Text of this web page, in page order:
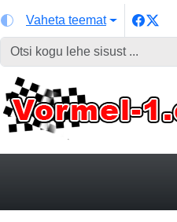
Vaheta teemat